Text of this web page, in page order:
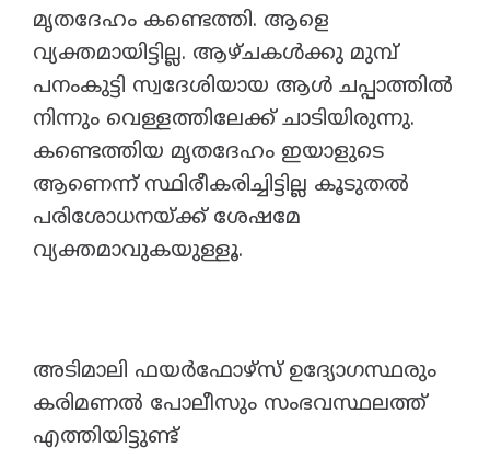
മൃതദേഹം കണ്ടെത്തി. ആളെ
വ്യക്തമായിട്ടില്ല. ആഴ്ചകൾക്കു മുമ്പ്
പനംകുട്ടി സ്വദേശിയായ ആൾ ചപ്പാത്തിൽ
നിന്നും വെള്ളത്തിലേക്ക് ചാടിയിരുന്നു.
കണ്ടെത്തിയ മൃതദേഹം ഇയാളുടെ
ആണെന്ന് സ്ഥിരീകരിച്ചിട്ടില്ല കൂടുതൽ
പരിശോധനയ്ക്ക് ശേഷമേ
വ്യക്തമാവുകയുള്ളൂ.
അടിമാലി ഫയർഫോഴ്സ് ഉദ്യോഗസ്ഥരും
കരിമണൽ പോലീസും സംഭവസ്ഥലത്ത്
എത്തിയിട്ടുണ്ട്